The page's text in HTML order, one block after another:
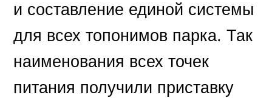
и составление единой системы
для всех топонимов парка. Так
наименования всех точек
питания получили приставку